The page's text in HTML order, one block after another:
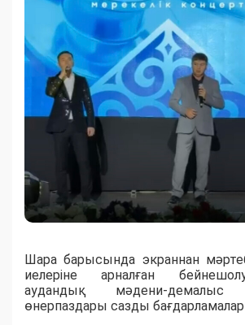
Шара барысында экраннан
иелеріне арналған
аудандық мәдени-демалыс
өнерпаздары сазды